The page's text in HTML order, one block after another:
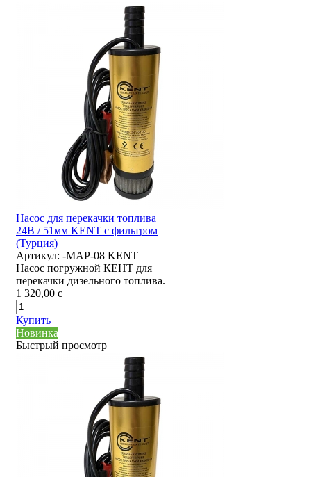
Насос для перекачки топлива
24В / 51мм KENT с фильтром
(Турция)
Артикул: -MAP-08 KENT
Насос погружной КЕНТ для
перекачки дизельного топлива.
1 320,00 c
Купить
Новинка
Быстрый просмотр